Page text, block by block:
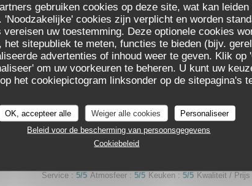
gebruiken cookies op deze site, wat kan
'Noodzakelijke' cookies zijn verplicht en worden
uw toestemming. Deze optionele cookies
het sitepubliek te meten, functies te bieden (bijv.
advertenties of inhoud weer te geven. Klik op
om uw voorkeuren te beheren. U kunt uw
het cookiepictogram linksonder op de sitepagina's
OK, accepteer alle Weiger alle cookies
Personaliseer
Beleid voor de bescherming van persoonsgegevens
Cookiebeleid
Service: 5/5 Atmosfeer: 5/5 Keuken: 5/5 Kwaliteit / Prijs
(salle et terrasse) Menu original. Entrées, plats et desserts de
très raisonnable. Restaurant au top à tous les niveaux.
Service : 5/5 Atmosfeer : 5/5 Keuken : 5/5 Kwaliteit / Prijs